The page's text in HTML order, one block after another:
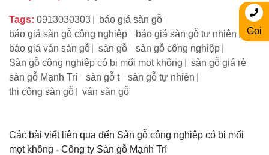
Tags: 0913030303
báo giá sàn gỗ
báo giá sàn gỗ công nghiệp
báo giá sàn gỗ tự nhiên
báo giá ván sàn gỗ
sàn gỗ
sàn gỗ công nghiệp
Sàn gỗ công nghiệp có bị mối mọt không
sàn gỗ giá rẻ
sàn gỗ Mạnh Trí
sàn gỗ t
sàn gỗ tự nhiên
thi công sàn gỗ
ván sàn gỗ
Các bài viết liên qua đến Sàn gỗ công nghiệp có bị mối
mọt không - Công ty Sàn gỗ Mạnh Trí
Gọi